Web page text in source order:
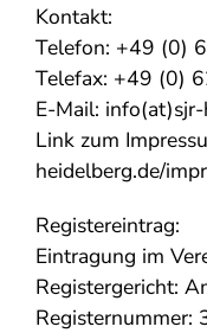
Kontakt:
Telefon: +49 (0)
Telefax: +49 (0)
E-Mail:
Link zum
heidelberg.de/
Registereintrag:
Eintragung im
Registergericht:
Registernummer: